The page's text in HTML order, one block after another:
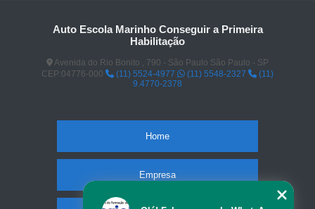
Auto Escola Marinho Conseguir a Primeira
Habilitação
Avenida do Rio Bonito , 790 - São Paulo São Paulo - SP
CEP:04776-000
(11) 5524-4977 (11) 5548-2327
(11)
9.4770-2378
Home
Empresa